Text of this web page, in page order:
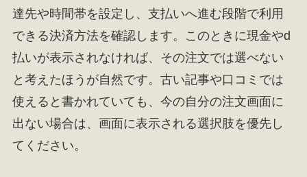
達先や時間帯を設定し、支払いへ進む段階で利用
できる決済方法を確認します。このときに現金やd
払いが表示されなければ、その注文では選べない
と考えたほうが自然です。古い記事や口コミでは
使えると書かれていても、今の自分の注文画面に
出ない場合は、画面に表示される選択肢を優先し
てください。